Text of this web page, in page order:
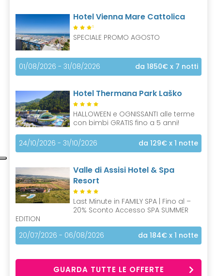
Hotel Vienna Mare Cattolica
S
SPECIALE PROMO AGOSTO
01/08/2026 - 31/08/2026 da 1850€ x 7 notti
Hotel Thermana Park Laško
HALLOWEEN e OGNISSANTI alle terme
con bimbi GRATIS fino a 5 anni!
24/10/2026 - 31/10/2026 da 129€ x 1 notte
Valle di Assisi Hotel & Spa
Resort
Last Minute in FAMILY SPA | Fino al –
20% Sconto Accesso SPA SUMMER
EDITION
20/07/2026 - 06/08/2026
da 184€ x 1 notte
GUARDA TUTTE LE OFFERTE